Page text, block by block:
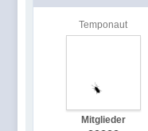
Temponaut
Mitglieder